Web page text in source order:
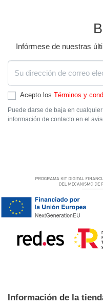
Infórmese de nuestras
Acepto los Términos y
Puede darse de baja en
información de contacto en el
Información de la